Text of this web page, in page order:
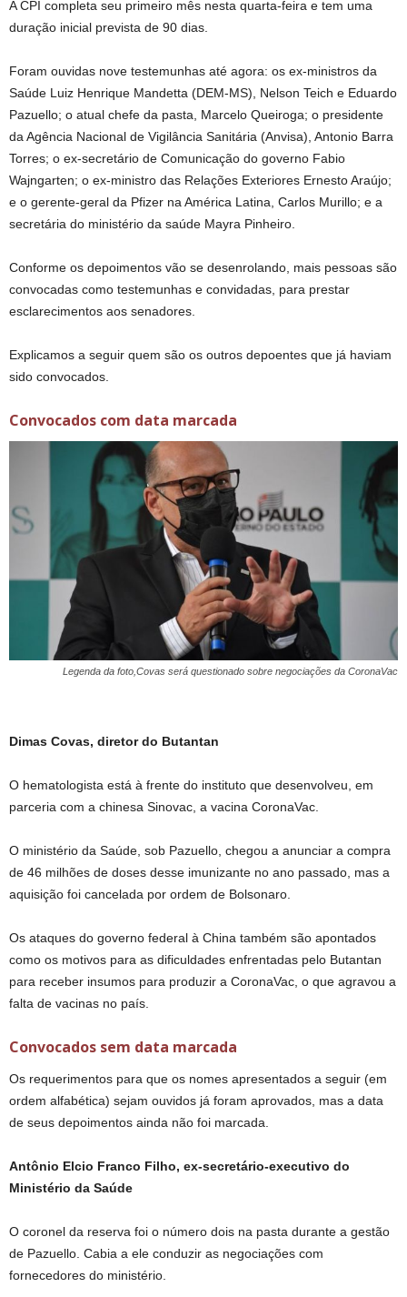
A CPI completa seu primeiro mês nesta quarta-feira e tem uma
duração inicial prevista de 90 dias.
Foram ouvidas nove testemunhas até agora: os ex-ministros da
Saúde Luiz Henrique Mandetta (DEM-MS), Nelson Teich e Eduardo
Pazuello; o atual chefe da pasta, Marcelo Queiroga; o presidente
da Agência Nacional de Vigilância Sanitária (Anvisa), Antonio Barra
Torres; o ex-secretário de Comunicação do governo Fabio
Wajngarten; o ex-ministro das Relações Exteriores Ernesto Araújo;
e o gerente-geral da Pfizer na América Latina, Carlos Murillo; e a
secretária do ministério da saúde Mayra Pinheiro.
Conforme os depoimentos vão se desenrolando, mais pessoas são
convocadas como testemunhas e convidadas, para prestar
esclarecimentos aos senadores.
Explicamos a seguir quem são os outros depoentes que já haviam
sido convocados.
Convocados com data marcada
Legenda da foto,Covas será questionado sobre negociações da CoronaVac
Dimas Covas, diretor do Butantan
O hematologista está à frente do instituto que desenvolveu, em
parceria com a chinesa Sinovac, a vacina CoronaVac.
O ministério da Saúde, sob Pazuello, chegou a anunciar a compra
de 46 milhões de doses desse imunizante no ano passado, mas a
aquisição foi cancelada por ordem de Bolsonaro.
Os ataques do governo federal à China também são apontados
como os motivos para as dificuldades enfrentadas pelo Butantan
para receber insumos para produzir a CoronaVac, o que agravou a
falta de vacinas no país.
Convocados sem data marcada
Os requerimentos para que os nomes apresentados a seguir (em
ordem alfabética) sejam ouvidos já foram aprovados, mas a data
de seus depoimentos ainda não foi marcada.
Antônio Elcio Franco Filho, ex-secretário-executivo do
Ministério da Saúde
O coronel da reserva foi o número dois na pasta durante a gestão
de Pazuello. Cabia a ele conduzir as negociações com
fornecedores do ministério.